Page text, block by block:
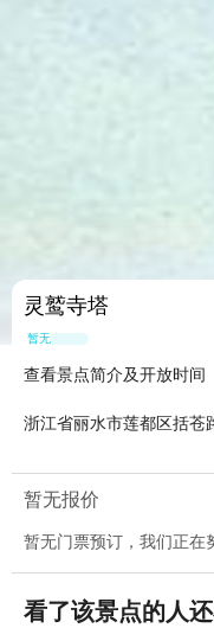
灵鹫寺塔
暂无点评
查看景点简介及开放时间
浙江省丽水市莲都区括苍
暂无报价
暂无门票预订，我们正在
看了该景点的人